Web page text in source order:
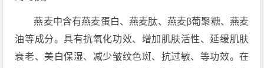
燕麦中含有燕麦蛋白、燕麦肽、燕麦β葡聚糖、燕麦
油等成分。具有抗氧化功效、增加肌肤活性、延缓肌肤
衰老、美白保湿、减少皱纹色斑、抗过敏、等功效。在